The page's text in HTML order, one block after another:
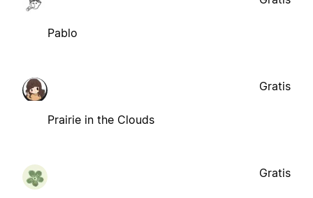
Pablo
Prairie in the Clouds
Gratis
Gratis